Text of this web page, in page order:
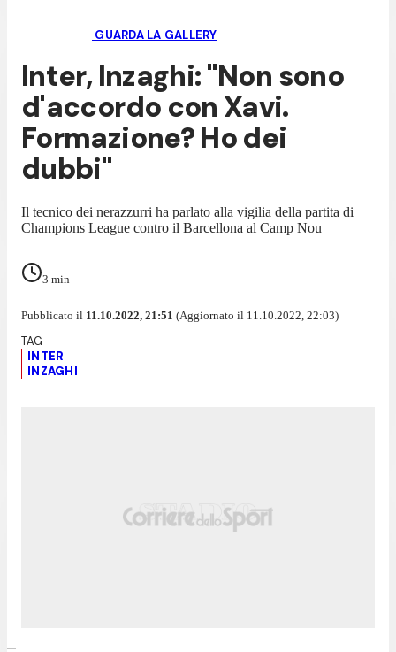
GUARDA LA GALLERY
Inter, Inzaghi: "Non sono
d'accordo con Xavi.
Formazione? Ho dei
dubbi"
Il tecnico dei nerazzurri ha parlato alla vigilia della partita di
Champions League contro il Barcellona al Camp Nou
3 min
Pubblicato il 11.10.2022, 21:51 (Aggiornato il 11.10.2022, 22:03)
INTER
INZAGHI